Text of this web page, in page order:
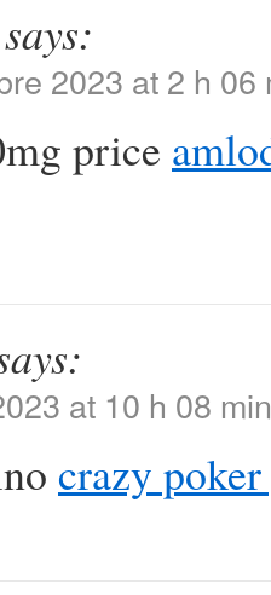
says:
2023 at 2 h 06
price
at 10 h 08 min
crazy poker